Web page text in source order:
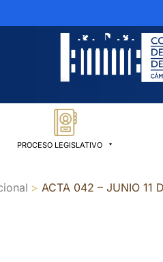
PROCESO LEGISLATIVO
ACTA 042 – JUNIO 11